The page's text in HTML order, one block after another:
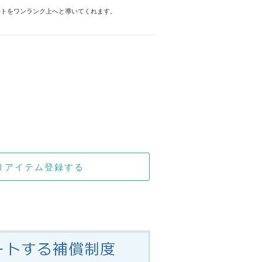
をワンランク上へと導いてくれます。
アイテム登録する